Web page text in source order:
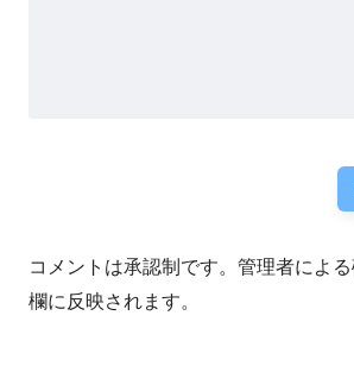
コメントは承認制です。管理者によ
欄に反映されます。